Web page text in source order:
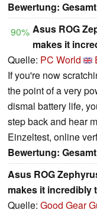
Bewertung: Gesamt
90% Asus ROG
makes it
Quelle: PC World
If you're now
the point of a very
dismal battery life,
step back and hear
Einzeltest, online
Bewertung: Gesamt
Asus ROG
makes it incredibly
Quelle: Good Gear